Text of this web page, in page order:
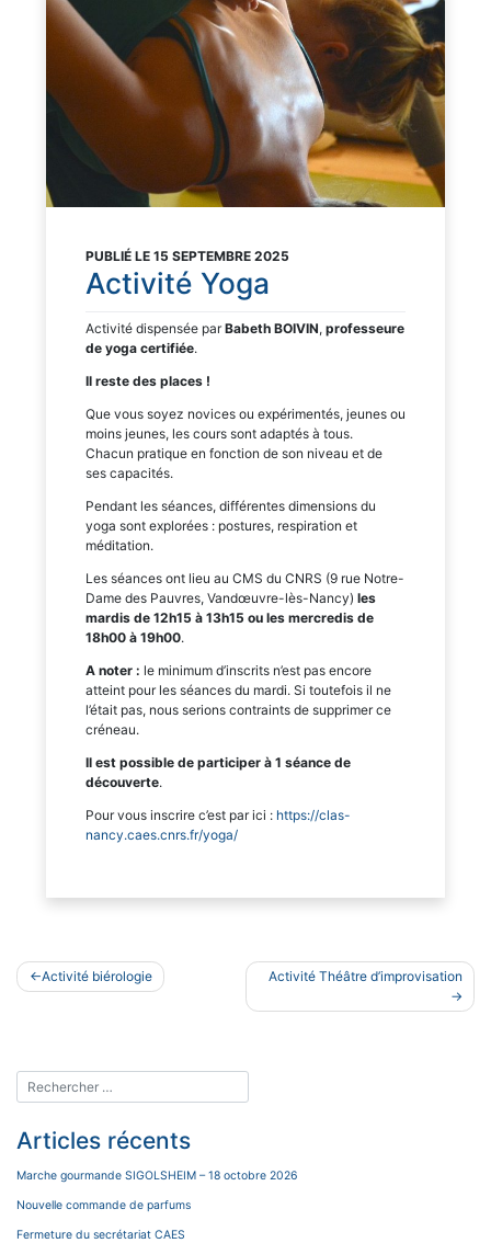
PUBLIÉ LE 15 SEPTEMBRE 2025
Activité Yoga
Activité dispensée parBabeth BOIVIN, professeure
de yoga certifiée.
Il reste des places !
Que vous soyez novices ou expérimentés, jeunes ou
moins jeunes, les cours sont adaptés à tous.
Chacun pratique en fonction de son niveau et de
ses capacités.
Pendant les séances, différentes dimensions du
yoga sont explorées : postures, respiration et
méditation.
Les séances ont lieu au CMS du CNRS (9 rue Notre-
Dame des Pauvres, Vandœuvre-lès-Nancy) les
mardis de 12h15 à 13h15 ou les mercredis de
18h00 à 19h00.
A noter : le minimum d’inscrits n’est pas encore
atteint pour les séances du mardi. Si toutefois il ne
l’était pas, nous serions contraints de supprimer ce
créneau.
Il est possible de participer à 1 séance de
découverte.
Pour vous inscrire c’est par ici : https://clas-
nancy.caes.cnrs.fr/yoga/
Navigation
de
Activité biérologie Activité Théâtre d’improvisation
Articles récents
Marche gourmande SIGOLSHEIM – 18 octobre 2026
Nouvelle commande de parfums
Fermeture du secrétariat CAES